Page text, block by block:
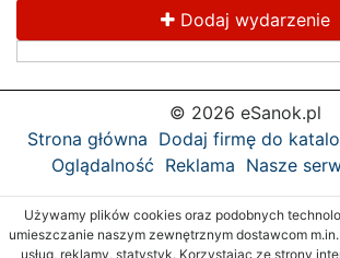
Dodaj wydarzenie
© 2026 eSanok.pl
Strona główna Dodaj firmę do
Oglądalność Reklama Nasze
Używamy plików cookies oraz podobnych
umieszczanie naszym zewnętrznym dostawcom
usług, reklamy, statystyk. Korzystając ze strony